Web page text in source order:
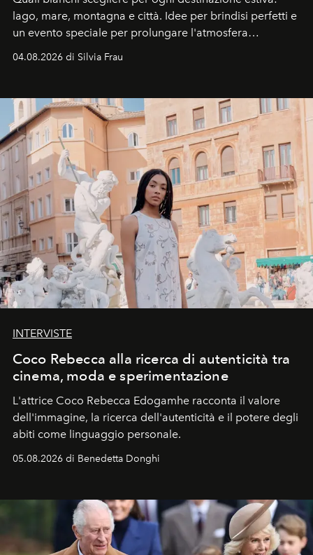
lago, mare, montagna e città. Idee per brindisi perfetti e
un evento speciale per prolungare l'atmosfera
04.08.2026 di Silvia Frau
INTERVISTE
Coco Rebecca alla ricerca di autenticità tra
cinema, moda e sperimentazione
L'attrice Coco Rebecca Edogamhe racconta il valore
dell'immagine, la ricerca dell'autenticità e il potere degli
abiti come linguaggio personale.
05.08.2026 di Benedetta Donghi